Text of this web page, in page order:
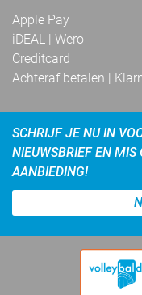
Apple Pay
iDEAL | Wero
Creditcard
Achteraf betalen |
SCHRIJF JE NU IN
NIEUWSBRIEF EN MIS
AANBIEDING!